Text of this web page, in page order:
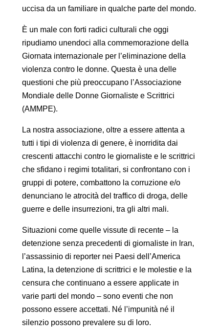
uccisa da un familiare in qualche parte del mondo.
È un male con forti radici culturali che oggi
ripudiamo unendoci alla commemorazione della
Giornata internazionale per l’eliminazione della
violenza contro le donne. Questa è una delle
questioni che più preoccupano l’Associazione
Mondiale delle Donne Giornaliste e Scrittrici
(AMMPE).
La nostra associazione, oltre a essere attenta a
tutti i tipi di violenza di genere, è inorridita dai
crescenti attacchi contro le giornaliste e le scrittrici
che sfidano i regimi totalitari, si confrontano con i
gruppi di potere, combattono la corruzione e/o
denunciano le atrocità del traffico di droga, delle
guerre e delle insurrezioni, tra gli altri mali.
Situazioni come quelle vissute di recente – la
detenzione senza precedenti di giornaliste in Iran,
l’assassinio di reporter nei Paesi dell’America
Latina, la detenzione di scrittrici e le molestie e la
censura che continuano a essere applicate in
varie parti del mondo – sono eventi che non
possono essere accettati. Né l’impunità né il
silenzio possono prevalere su di loro.